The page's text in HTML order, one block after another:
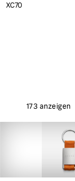
XC70
173 anzeigen